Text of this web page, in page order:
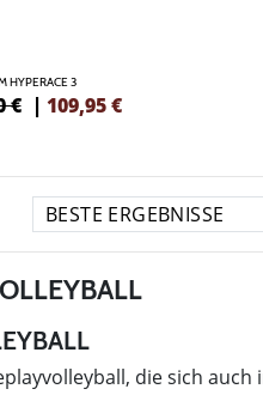
HYPERACE 3
€ | 109,95 €
die sich